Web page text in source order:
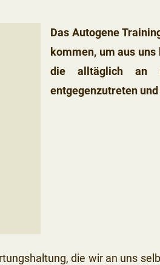
Das Autogene
kommen, um aus
die alltäglich an
entgegenzutreten
die wir an uns